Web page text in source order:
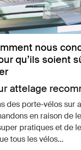
nous
qu’ils soient
attelage
des porte-vélos sur
en raison de
pratiques et de
tous les vélos...